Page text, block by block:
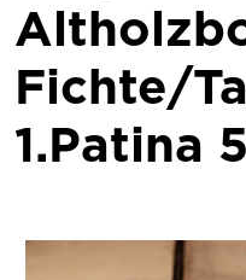
Fichte/
1.Patina